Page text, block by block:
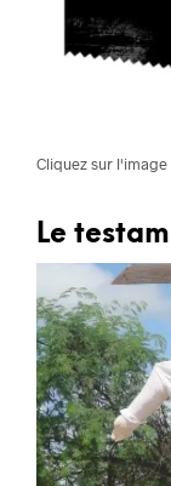
Cliquez sur
Le